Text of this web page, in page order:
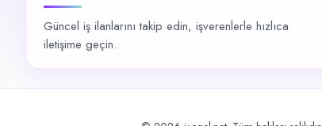
Güncel iş ilanlarını takip edin, işverenlerle hızlıca
iletişime geçin.